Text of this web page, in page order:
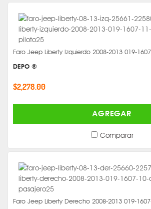
Faro Jeep Liberty Izquierdo 2008-2013 019-
DEPO ®
$2,278.00
AGREGAR
Comparar
Faro Jeep Liberty Derecho 2008-2013 019-